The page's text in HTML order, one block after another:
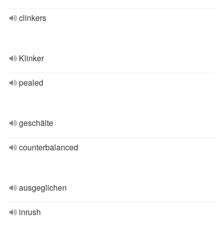
clinkers
Klinker
pealed
geschälte
counterbalanced
ausgeglichen
inrush